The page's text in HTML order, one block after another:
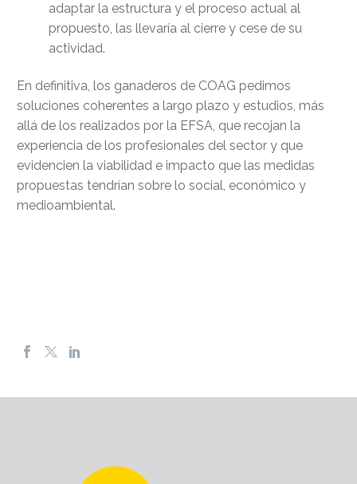
adaptar la estructura y el proceso actual al
propuesto, las llevaría al cierre y cese de su
actividad.
En definitiva, los ganaderos de COAG pedimos
soluciones coherentes a largo plazo y estudios, más
allá de los realizados por la EFSA, que recojan la
experiencia de los profesionales del sector y que
evidencien la viabilidad e impacto que las medidas
propuestas tendrían sobre lo social, económico y
medioambiental.